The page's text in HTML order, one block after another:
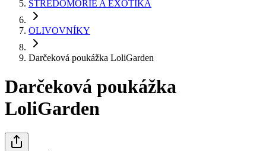
STREDOMORIE A EXOTIKA
OLIVOVNÍKY
Darčeková poukážka LoliGarden
Darčeková poukážka
LoliGarden